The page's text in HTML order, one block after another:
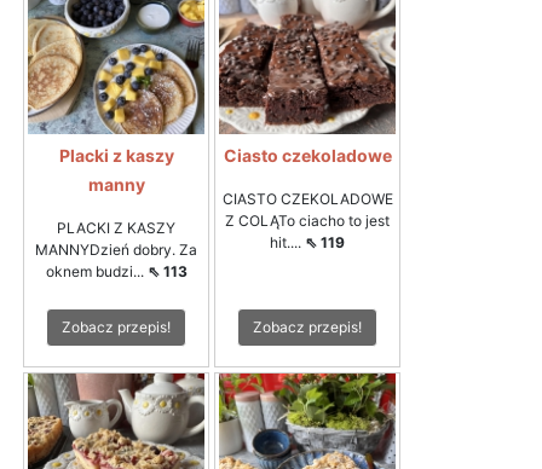
Placki z kaszy
manny
PLACKI Z KASZY
MANNYDzień dobry. Za
oknem budzi... ⇖ 113
Zobacz przepis!
Ciasto czekoladowe
CIASTO CZEKOLADOWE
Z COLĄTo ciacho to jest
hit.... ⇖ 119
Zobacz przepis!